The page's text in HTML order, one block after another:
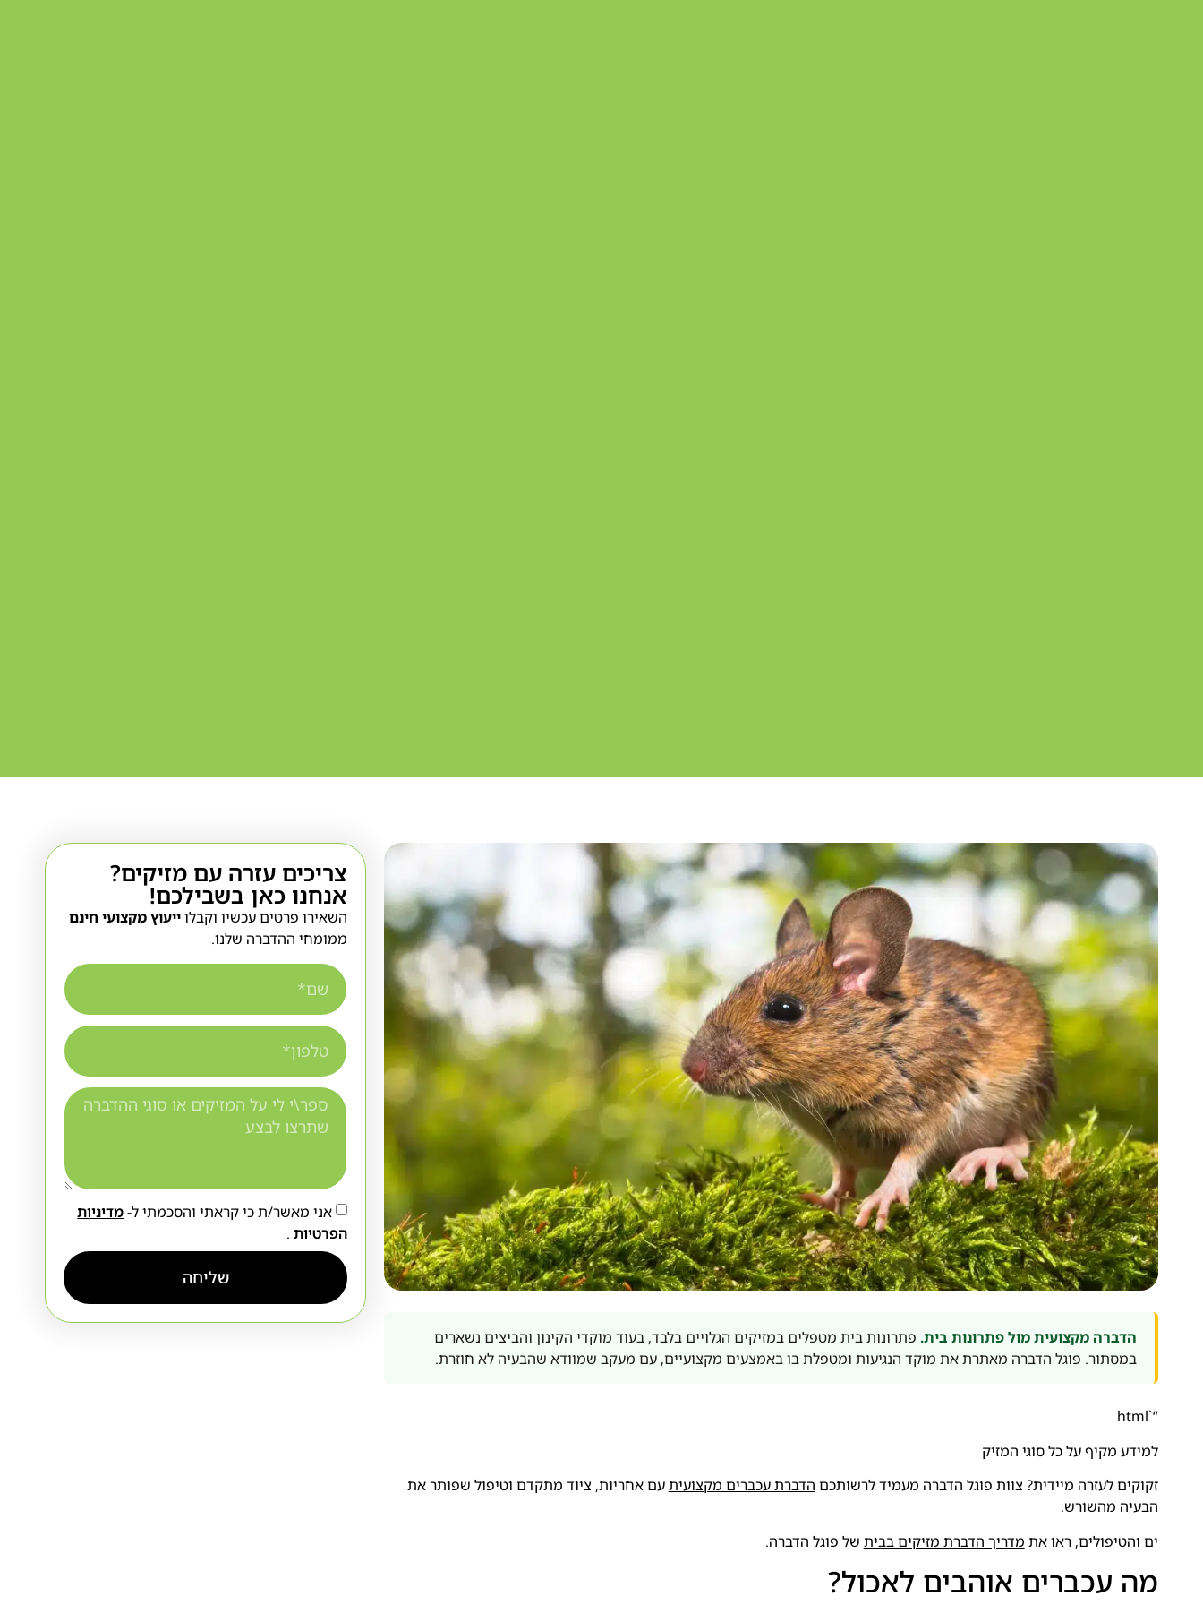
הדברה מקצועית מול פתרונות בית. פתרונות בית מטפלים במזיקים הגלויים בלבד, בעוד מוקדי הקינון והביצים נשארים
במסתור. פוגל הדברה מאתרת את מוקד הנגיעות ומטפלת בו באמצעים מקצועיים, עם מעקב שמוודא שהבעיה לא חוזרת.
“`html
למידע מקיף על כל סוגי המזיק
זקוקים לעזרה מיידית? צוות פוגל הדברה מעמיד לרשותכם הדברת עכברים מקצועיתעם אחריות, ציוד מתקדם וטיפול שפותר את
הבעיה מהשורש.
ים והטיפולים, ראו את מדריך הדברת מזיקים בבית של פוגל הדברה.
מה עכברים אוהבים לאכול?
צריכים עזרה עם מזיקים?
אנחנו כאן בשבילכם!
השאירו פרטים עכשיו וקבלוייעוץ מקצועי חינם
ממומחי ההדברה שלנו.
אני מאשר/ת כי קראתי והסכמתי ל-מדיניות
הפרטיות .
שליחה